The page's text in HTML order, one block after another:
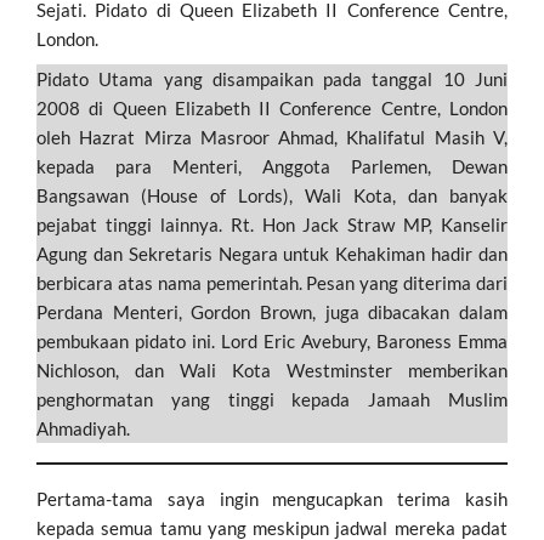
b
o
o
k
A
p
p
Sejati. Pidato di Queen Elizabeth II Conference Centre,
London.
Pidato Utama yang disampaikan pada tanggal 10 Juni
2008 di Queen Elizabeth II Conference Centre, London
oleh Hazrat Mirza Masroor Ahmad, Khalifatul Masih V,
kepada para Menteri, Anggota Parlemen, Dewan
Bangsawan (House of Lords), Wali Kota, dan banyak
pejabat tinggi lainnya. Rt. Hon Jack Straw MP, Kanselir
Agung dan Sekretaris Negara untuk Kehakiman hadir dan
berbicara atas nama pemerintah. Pesan yang diterima dari
Perdana Menteri, Gordon Brown, juga dibacakan dalam
pembukaan pidato ini. Lord Eric Avebury, Baroness Emma
Nichloson, dan Wali Kota Westminster memberikan
penghormatan yang tinggi kepada Jamaah Muslim
Ahmadiyah.
Pertama-tama saya ingin mengucapkan terima kasih
kepada semua tamu yang meskipun jadwal mereka padat